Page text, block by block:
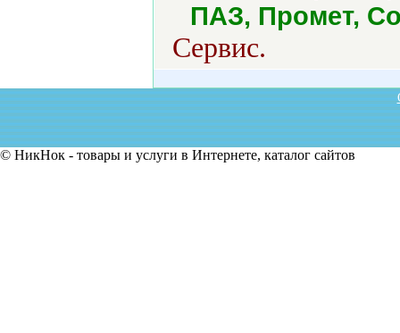
ПАЗ, Промет,
Сервис.
© НикНок - товары и услуги в Интернете, каталог сайтов